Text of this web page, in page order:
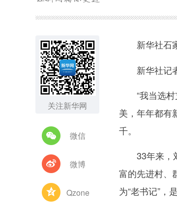
关注新华网
微信
微博
Qzone
新华社石
新华社记
“我当选村
美，年年都有
千。
33年来，刘
富的先进村、
为“老书记”，